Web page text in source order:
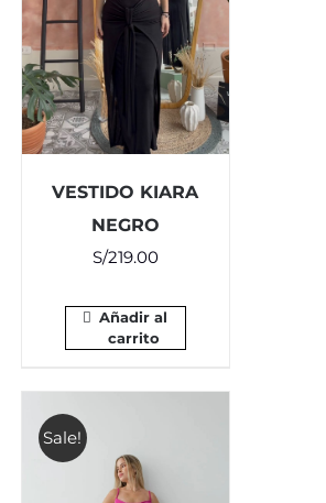
VESTIDO KIARA
NEGRO
S/219.00
Añadir al
carrito
Sale!